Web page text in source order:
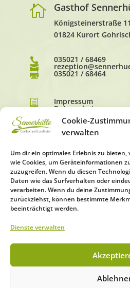
Cookie-
verwalten
Um dir ein optimales Erlebnis zu
wie Cookies, um Geräteinformationen
zuzugreifen. Wenn du diesen
Daten wie das Surfverhalten oder
verarbeiten. Wenn du deine
zurückziehst, können bestimmte
beeinträchtigt werden.
Dienste verwalten
 Gasthof
Königsteinerstraße 11
01824 Kurort
 035021 / 68469

 035021 / 68464
h Impressum
h Datenschutz
h AGB